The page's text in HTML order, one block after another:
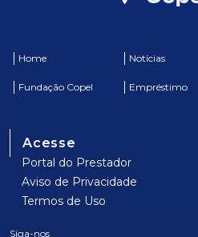
Home Notícias
Fundação Copel Empréstimo
Acesse
Portal do Prestador
Aviso de Privacidade
Termos de Uso